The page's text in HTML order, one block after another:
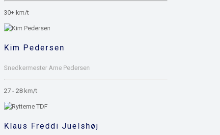
30+ km/t
Kim Pedersen
Snedkermester Arne Pedersen
27 - 28 km/t
Klaus Freddi Juelshøj